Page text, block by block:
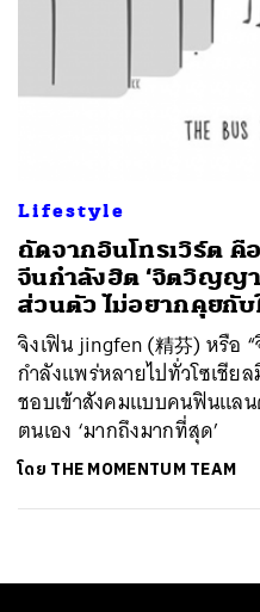
Lifestyle
ถัดจากอินโทรเวิร์ต คื
จีนกำลังฮิต ‘จิตวิญ
ส่วนตัว ไม่อยากคุยกับ
จิงเฟิน jingfen (精芬) หรื
กำลังแพร่หลายไปทั่วโซเชีย
ชอบเข้าสังคมแบบคนฟินแล
ตนเอง ‘มากถึงมากที่สุด’
โดย THE MOMENTUM TEAM